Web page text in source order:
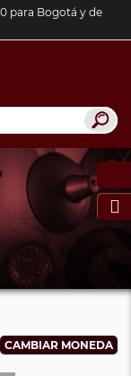
para Bogotá y de
